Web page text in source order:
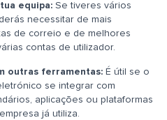
equipa: Se tiveres vários
necessitar de mais
de correio e de melhores
contas de utilizador.
outras ferramentas: É útil se o
se integrar com
aplicações ou plataformas
já utiliza.